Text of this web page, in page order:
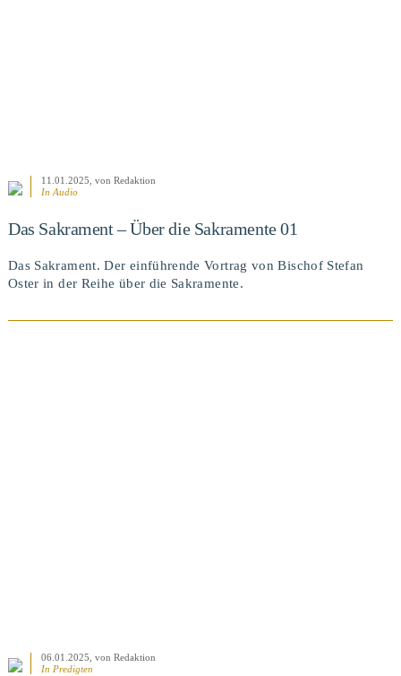
11.01.2025 , von Redaktion
In Audio
Das Sakrament – Über die Sakramente 01
Das Sakrament. Der einführende Vortrag von Bischof Stefan
Oster in der Reihe über die Sakramente.
06.01.2025 , von Redaktion
In Predigten